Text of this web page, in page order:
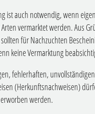
ist auch notwendig, wenn
vermarktet werden. Aus
für Nachzuchten
keine Vermarktung
fehlerhaften,
(Herkunftsnachweisen)
werden.